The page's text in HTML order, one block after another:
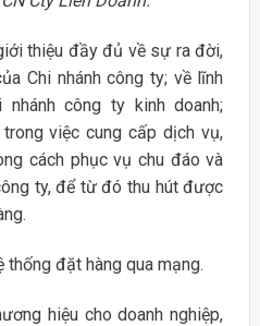
thiệu đầy đủ về sự ra đời,
Chi nhánh công ty; về lĩnh
nhánh công ty kinh doanh;
việc cung cấp dịch vụ,
cách phục vụ chu đáo và
ty, để từ đó thu hút được
đặt hàng qua mạng.
hiệu cho doanh nghiệp,